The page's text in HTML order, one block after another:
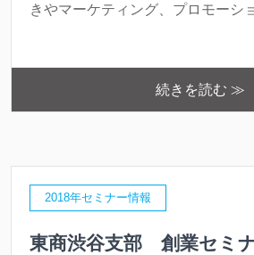
きやマーケティング、プロモーシ
続きを読む ≫
2018年セミナー情報
東商渋谷支部 創業セミ